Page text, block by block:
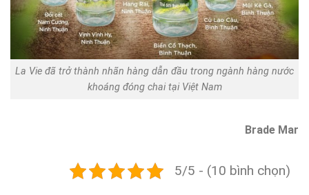
La Vie đã trở thành nhãn hàng dẫn đầu trong ngành hàng nước
khoáng đóng chai tại Việt Nam
Brade Mar
5/5 - (10 bình chọn)